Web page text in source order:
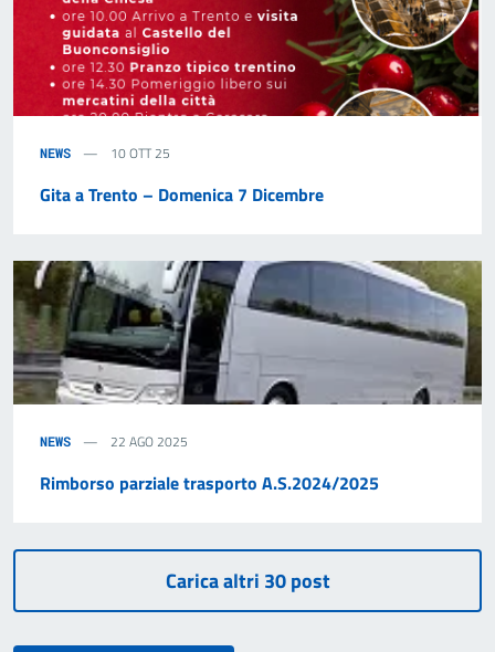
NEWS 10 OTT 25
Gita a Trento – Domenica 7 Dicembre
NEWS 22 AGO 2025
Rimborso parziale trasporto A.S.2024/2025